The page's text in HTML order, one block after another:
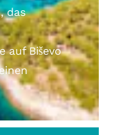
das
auf Biševo